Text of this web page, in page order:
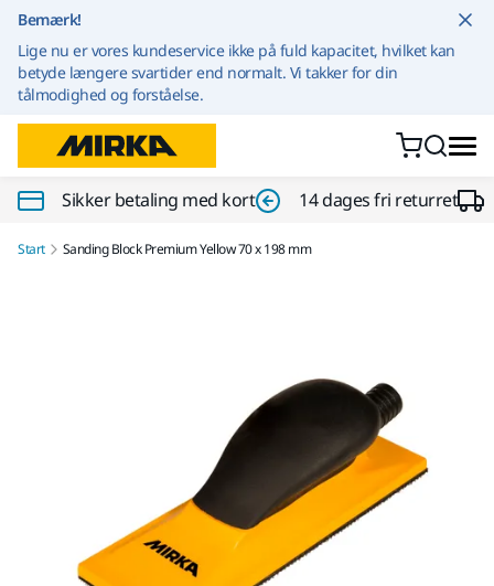
Bemærk!
Lige nu er vores kundeservice ikke på fuld kapacitet, hvilket kan
betyde længere svartider end normalt. Vi takker for din
tålmodighed og forståelse.
Sikker betaling med kort 14 dages fri returret
Start Sanding Block Premium Yellow 70 x 198 mm